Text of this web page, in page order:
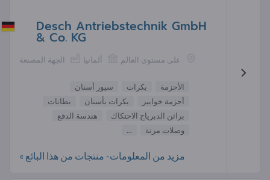
Desch Antriebstechnik GmbH
& Co. KG
الجهة المصنعة ألمانيا على مستوى العالم
الأحزمة بكرات
سيور أسنان
أحزمة خوابير
بكرات بأسنان
بطانات
براثن الدبرياج الاحتكاك
هندسة الدفع
وصلات مرنة
...
مزيد من المعلومات- منتجات من هذا البائع »